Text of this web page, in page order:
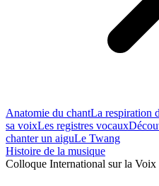
Anatomie du chantLa respiration
sa voixLes registres vocaux
chanter un aiguLe Twang
Histoire de la musique
Colloque International sur la Voix